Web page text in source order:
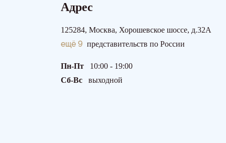
Адрес
125284, Москва, Хорошевское шоссе, д.32А
ещё 9 представительств по России
Пн-Пт
10:00 - 19:00
Сб-Вс
выходной